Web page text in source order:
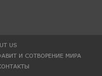
US
И СОТВОРЕНИЕ МИРА